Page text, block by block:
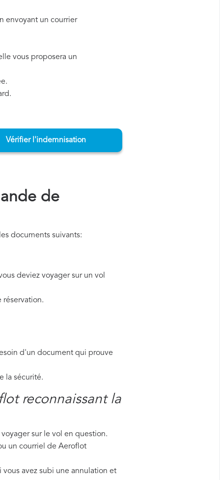
envoyant un courrier
vous proposera un
Vérifier l'indemnisation
de
documents suivants:
deviez voyager sur un vol
d'un document qui prouve
la sécurité.
reconnaissant la
sur le vol en question.
un courriel de Aeroflot
avez subi une annulation et